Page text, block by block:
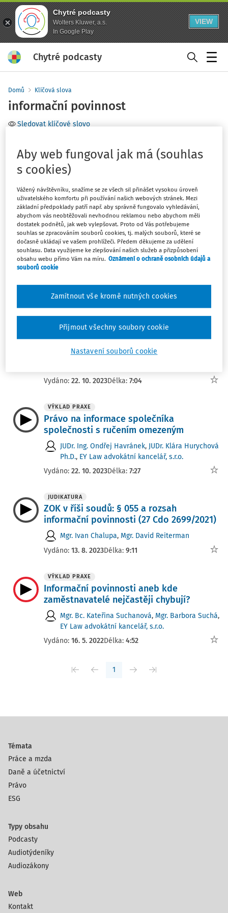
Chytré podcasty
Wolters Kluwer, a.s.
In Google Play
VIEW
Chytré podcasty
Domů Klíčová slova
informační povinnost
Sledovat klíčové slovo
Filtr
Řadit podle: Nejnovější Nejstarší
JUDIKATURA
ZOK v říši soudů: § 055 a materiální
splnění informační povinnosti (27 Cdo
1206/2022)
Vydáno:
22. 12. 2023 Délka: 11:33
NOVELIZACE
Novela zákoníku práce, díl 4. – rozšíření
informační povinnosti zaměstnavatele
Mgr. Bc. Kateřina Suchanová,Mgr. Barbora Suchá
Vydáno: 22. 10. 2023Délka: 7:04
VÝKLAD PRAXE
Právo na informace společníka
společnosti s ručením omezeným
JUDr. Ing. Ondřej Havránek, JUDr. Klára Hurychová
Ph.D., EY Law advokátní kancelář, s.r.o.
Vydáno: 22. 10. 2023Délka: 7:27
JUDIKATURA
ZOK v říši soudů: § 055 a rozsah
informační povinnosti (27 Cdo 2699/2021)
Mgr. Ivan Chalupa, Mgr. David Reiterman
Vydáno: 13. 8. 2023Délka: 9:11
VÝKLAD PRAXE
Informační povinnosti aneb kde
zaměstnavatelé nejčastěji chybují?
Mgr. Bc. Kateřina Suchanová, Mgr. Barbora Suchá,
EY Law advokátní kancelář, s.r.o.
Vydáno: 16. 5. 2022Délka: 4:52
1
Témata
Práce a mzda
Daně a účetnictví
Právo
ESG
Typy obsahu
Podcasty
Audiotýdeníky
Audiozákony
Web
Kontakt
Aby web fungoval jak má (souhlas
s cookies)
Vážený návštěvníku, snažíme se ze všech sil přinášet vysokou úroveň
uživatelského komfortu při používání našich webových stránek. Mezi
základní předpoklady patří např. aby správně fungovalo vyhledávání,
abychom vás neobtěžovali nevhodnou reklamou nebo abychom měli
dostatek podnětů, jak web vylepšovat. Proto od Vás potřebujeme
souhlas se zpracováním souborů cookies, tj. malých souborů, které se
dočasně ukládají ve vašem prohlížeči. Předem děkujeme za udělení
souhlasu. Data využijeme ke zlepšování našich služeb a přizpůsobení
obsahu webu přímo Vám na míru. Oznámení o ochraně osobních údajů a
souborů cookie
Nastavení souborů cookie
Zamítnout vše kromě nutných cookies
Přijmout všechny soubory cookie